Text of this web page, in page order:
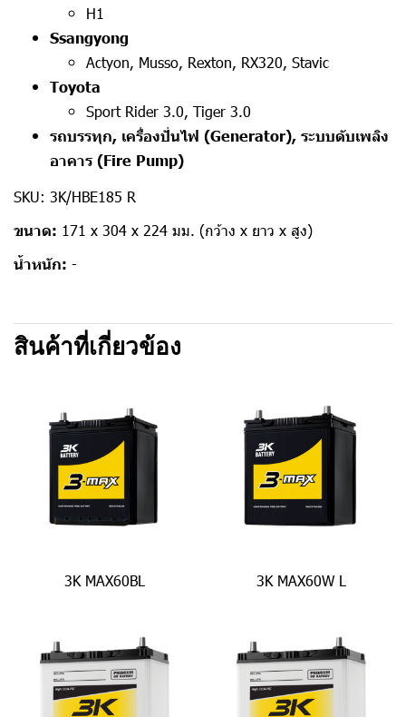
H1
Ssangyong
Actyon, Musso, Rexton, RX320, Stavic
Toyota
Sport Rider 3.0, Tiger 3.0
รถบรรทุก, เครื่องปั่นไฟ (Generator), ระบบดับเพลิง
อาคาร (Fire Pump)
SKU: 3K/HBE185 R
ขนาด: 171 x 304 x 224 มม. (กว้าง x ยาว x สูง)
น้ำหนัก: -
สินค้าที่เกี่ยวข้อง
3K MAX60BL 3K MAX60W L